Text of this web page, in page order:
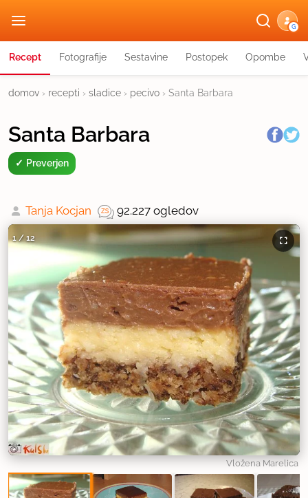
G
Recept Fotografije Sestavine Postopek Opombe
domov › recepti › sladice › pecivo › Santa Barbara
Santa Barbara
Preverjen
Tanja Kocjan 92.227 ogledov
1/12
Vložena Marelica